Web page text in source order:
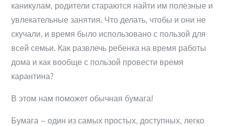
каникулам, родители стараются найти им полезные и
увлекательные занятия. Что делать, чтобы и они не
скучали, и время было использовано с пользой для
всей семьи. Как развлечь ребенка на время работы
дома и как вообще с пользой провести время
карантина?
В этом нам поможет обычная бумага!
Бумага – один из самых простых, доступных, легко